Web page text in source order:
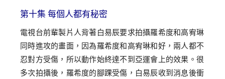
第十集 每個人都有秘密
電視台前輩製片人背著白易辰要求拍攝羅希度和高宥琳
同時進攻的畫面，因為羅希度和高宥琳和好，兩人都不
忍對方受傷，所以動作始終達不到亞運會上的效果。很
多次拍攝後，羅希度的腳踝受傷，白易辰收到消息後衝